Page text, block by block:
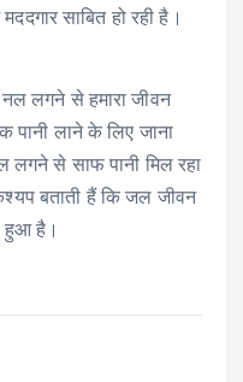
साबित हो रही है।
लगने से हमारा जीवन
लाने के लिए जाना
लगने से साफ पानी मिल रहा
बताती हैं कि जल जीवन
हुआ है।